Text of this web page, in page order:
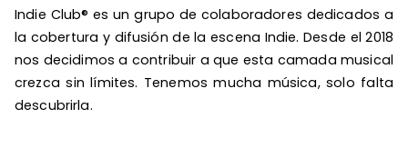
Indie Club® es un grupo de colaboradores dedicados a
la cobertura y difusión de la escena Indie. Desde el 2018
nos decidimos a contribuir a que esta camada musical
crezca sin límites. Tenemos mucha música, solo falta
descubrirla.